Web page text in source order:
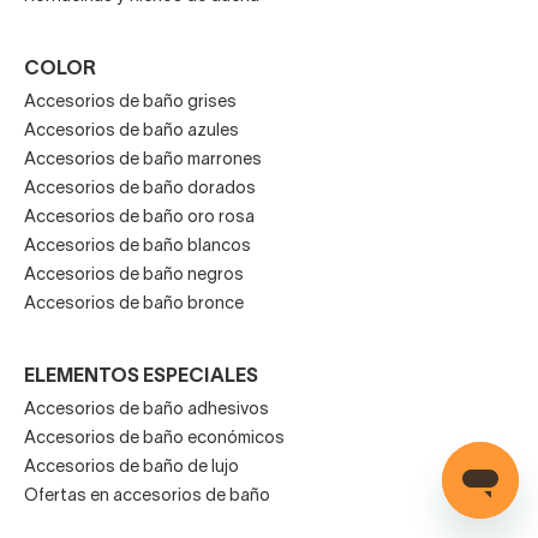
COLOR
Accesorios de baño grises
Accesorios de baño azules
Accesorios de baño marrones
Accesorios de baño dorados
Accesorios de baño oro rosa
Accesorios de baño blancos
Accesorios de baño negros
Accesorios de baño bronce
ELEMENTOS ESPECIALES
Accesorios de baño adhesivos
Accesorios de baño económicos
Accesorios de baño de lujo
Ofertas en accesorios de baño